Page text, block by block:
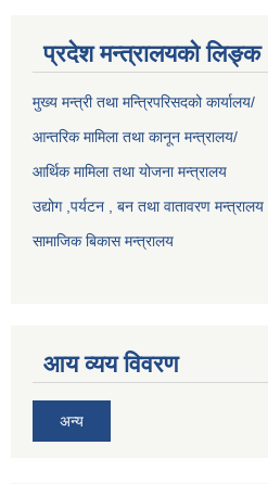
प्रदेश मन्त्रालयको लिङ्क
मुख्य मन्त्री तथा मन्त्रिपरिसदको कार्यालय/
आन्तरिक मामिला तथा कानून मन्त्रालय/
आर्थिक मामिला तथा योजना मन्त्रालय
उद्योग ,पर्यटन , बन तथा वातावरण मन्त्रालय
सामाजिक बिकास मन्त्रालय
आय व्यय विवरण
अन्य